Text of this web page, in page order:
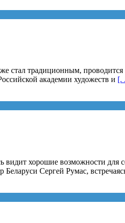
стал традиционным,
академии художеств и [.
видит хорошие возможности для
Сергей Румас,